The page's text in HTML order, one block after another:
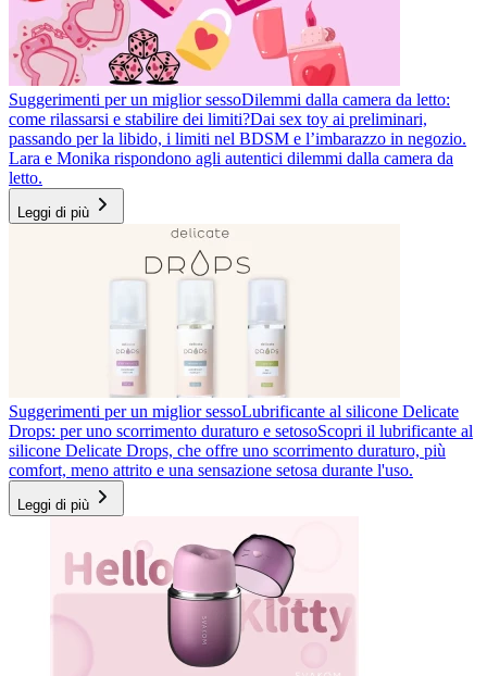
Suggerimenti per un miglior sessoDilemmi dalla camera da letto:
come rilassarsi e stabilire dei limiti?Dai sex toy ai preliminari,
passando per la libido, i limiti nel BDSM e l’imbarazzo in negozio.
Lara e Monika rispondono agli autentici dilemmi dalla camera da
letto.
Leggi di più
Suggerimenti per un miglior sessoLubrificante al silicone Delicate
Drops: per uno scorrimento duraturo e setosoScopri il lubrificante al
silicone Delicate Drops, che offre uno scorrimento duraturo, più
comfort, meno attrito e una sensazione setosa durante l'uso.
Leggi di più